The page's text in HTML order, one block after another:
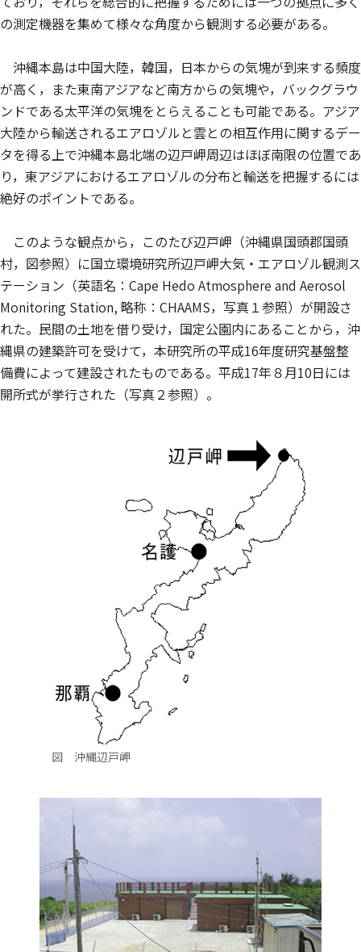
の測定機器を集めて様々な角度から観測する必要がある。
沖縄本島は中国大陸，韓国，日本からの気塊が到来する頻度
が高く，また東南アジアなど南方からの気塊や，バックグラウ
ンドである太平洋の気塊をとらえることも可能である。アジア
大陸から輸送されるエアロゾルと雲との相互作用に関するデー
タを得る上で沖縄本島北端の辺戸岬周辺はほぼ南限の位置であ
り，東アジアにおけるエアロゾルの分布と輸送を把握するには
絶好のポイントである。
このような観点から，このたび辺戸岬（沖縄県国頭郡国頭
村，図参照）に国立環境研究所辺戸岬大気・エアロゾル観測ス
テーション（英語名：Cape Hedo Atmosphere and Aerosol
Monitoring Station, 略称：CHAAMS，写真１参照）が開設さ
れた。民間の土地を借り受け，国定公園内にあることから，沖
縄県の建築許可を受けて，本研究所の平成16年度研究基盤整
備費によって建設されたものである。平成17年８月10日には
開所式が挙行された（写真２参照）。
図 沖縄辺戸岬